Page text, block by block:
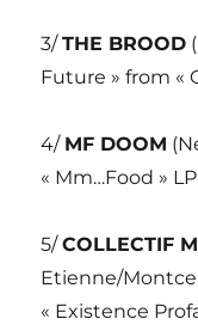
3/THE BROOD
Future » from «
4/ MF DOOM
« Mm…Food »
5/COLLECTIF
Etienne/
« Existence